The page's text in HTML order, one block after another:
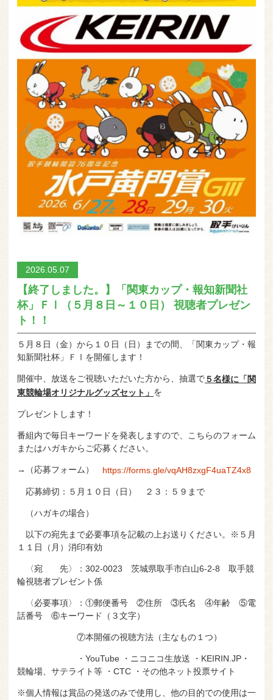
2026.05.07
【終了しました。】「関東カップ・報知新聞社
杯」ＦⅠ（５月８日～１０日） 視聴者プレゼン
ト！！
５月８日（金）から１０日（日）までの間、「関東カップ・報
知新聞社杯」ＦⅠを開催します！
開催中、放送をご視聴いただいた方から、抽選で５名様に「関
東競輪場オリジナルグッズセット」 を
プレゼントします！
番組内で毎日キーワードを発表しますので、こちらのフォーム
またはハガキからご応募ください。
→（応募フォーム） https://forms.gle/vqAH8zxgF4uaTZ4x8
応募締切：５月１０日（日） ２３：５９まで
（ハガキの場合）
以下の宛先まで必要事項を記載の上お送りください。※５月
１１日（月）消印有効
〈宛 先〉：302-0023 茨城県取手市白山6-2-8 取手競
輪視聴者プレゼント係
〈必要事項〉：①郵便番号 ②住所 ③氏名 ④年齢 ⑤電
話番号 ⑥キーワード（３文字）
⑦本開催の視聴方法（主なもの１つ）
・YouTube ・ニコニコ生放送 ・KEIRIN.JP・
競輪場、サテライト等 ・CTC ・その他ネット投票サイト
※個人情報は賞品の発送のみで使用し、他の目的での使用は一